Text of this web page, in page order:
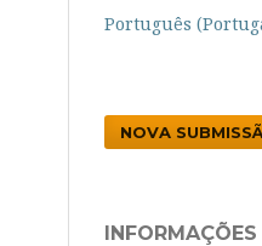
Português
NOVA
INFORMAÇÕES